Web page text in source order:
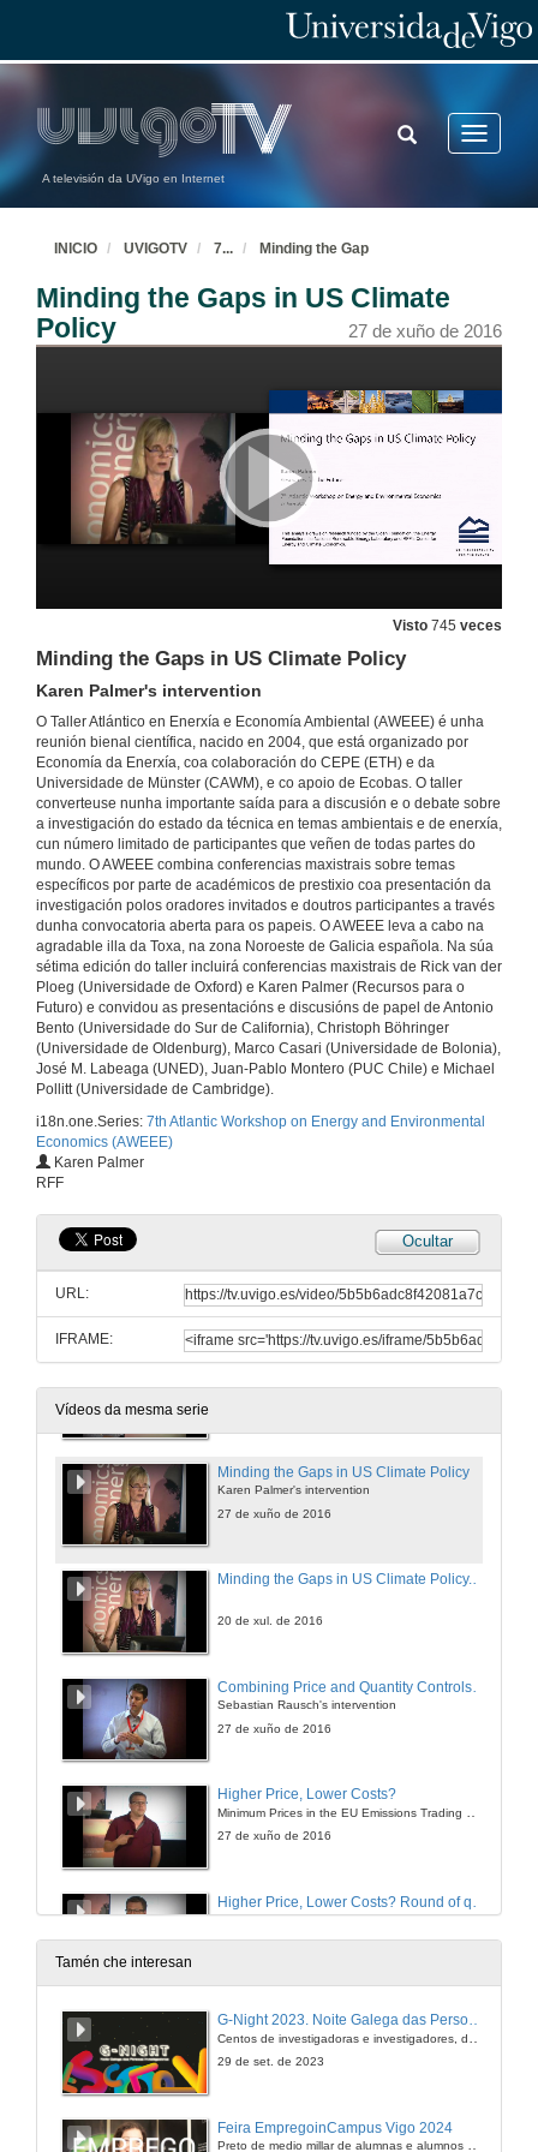
A televisión da UVigo en Internet
Toggle
TOGGLE
SEARCH
INICIO UVIGOTV 7... Minding the Gap
Minding the Gaps in US Climate
Policy
27 de xuño de 2016
Visto 745 veces
Minding the Gaps in US Climate Policy
Karen Palmer's intervention
O Taller Atlántico en Enerxía e Economía Ambiental (AWEEE) é unha
reunión bienal científica, nacido en 2004, que está organizado por
Economía da Enerxía, coa colaboración do CEPE (ETH) e da
Universidade de Münster (CAWM), e co apoio de Ecobas. O taller
converteuse nunha importante saída para a discusión e o debate sobre
a investigación do estado da técnica en temas ambientais e de enerxía,
cun número limitado de participantes que veñen de todas partes do
mundo. O AWEEE combina conferencias maxistrais sobre temas
específicos por parte de académicos de prestixio coa presentación da
investigación polos oradores invitados e doutros participantes a través
dunha convocatoria aberta para os papeis. O AWEEE leva a cabo na
agradable illa da Toxa, na zona Noroeste de Galicia española. Na súa
sétima edición do taller incluirá conferencias maxistrais de Rick van der
Ploeg (Universidade de Oxford) e Karen Palmer (Recursos para o
Futuro) e convidou as presentacións e discusións de papel de Antonio
Bento (Universidade do Sur de California), Christoph Böhringer
(Universidade de Oldenburg), Marco Casari (Universidade de Bolonia),
José M. Labeaga (UNED), Juan-Pablo Montero (PUC Chile) e Michael
Pollitt (Universidade de Cambridge).
i18n.one.Series: 7th Atlantic Workshop on Energy and Environmental
Economics (AWEEE)
Karen Palmer
RFF
Ocultar
URL:
IFRAME:
Vídeos da mesma serie
Opening Act
27 de xuño de 2016
Carbon Tariffs in Climate Policy
A Critical Appraisal
27 de xuño de 2016
Carbon Tariffs in Climate Policy.Round of questions
20 de xul. de 2016
Output-based allocations in pollution markets with uncertainty and self-selection
Juan Pablo Montero's intervention
27 de xuño de 2016
Some new methods to evaluate key variables in energy markets
José María Labeaga's intervention
27 de xuño de 2016
Some new methods to evaluate key variables in energy markets. Round of questions
Minding the Gaps in US Climate Policy
Karen Palmer's intervention
27 de xuño de 2016
Minding the Gaps in US Climate Policy. Round of questions
20 de xul. de 2016
Sebastian Rausch's intervention
27 de xuño de 2016
Higher Price, Lower Costs?
27 de xuño de 2016
27 de xuño de 2016
Evidence from the Clean Development Mechanism in India
Tamén che interesan
G-Night 2023. Noite Galega das Persoas Investigadoras. Conciencias creativas
29 de set. de 2023
Feira EmpregoinCampus Vigo 2024
Preto de medio millar de alumnas e alumnos buscan coñecer máis de preto as oportunidades que lles achegan as arredor de medio cento de empresas que participan na edición viguesa da feira. Xunto coa visita aos stands, durante a feria desenvólvense varias actividades complementarias, como obradoiros, conversas, mesas redondas ou o pasaporte de empregabilidade, un espazo no que poderán recibir asesoramento sobre o seu CV.